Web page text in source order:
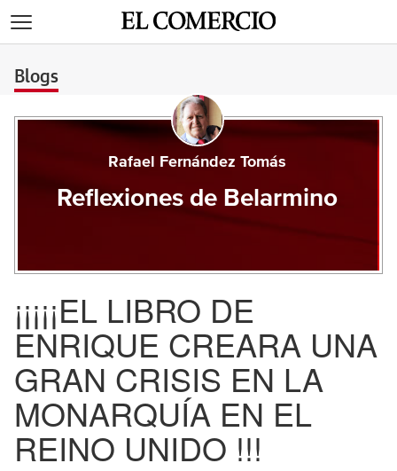
Blogs
Rafael Fernández Tomás
Reflexiones de Belarmino
¡¡¡¡¡EL LIBRO DE
ENRIQUE CREARA UNA
GRAN CRISIS EN LA
MONARQUÍA EN EL
REINO UNIDO !!!